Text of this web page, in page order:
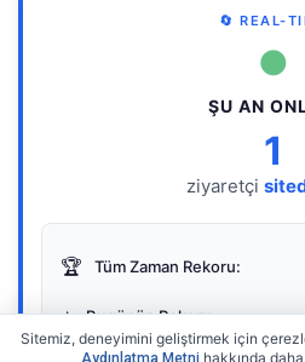
🔄 REAL-
●
ŞU AN
1
ziyaretçi
🏆 Tüm Zaman Rekoru:
⭐ Bugünün Rekoru:
Sitemiz, deneyimini geliştirmek için
Aydınlatma Metni hakkında